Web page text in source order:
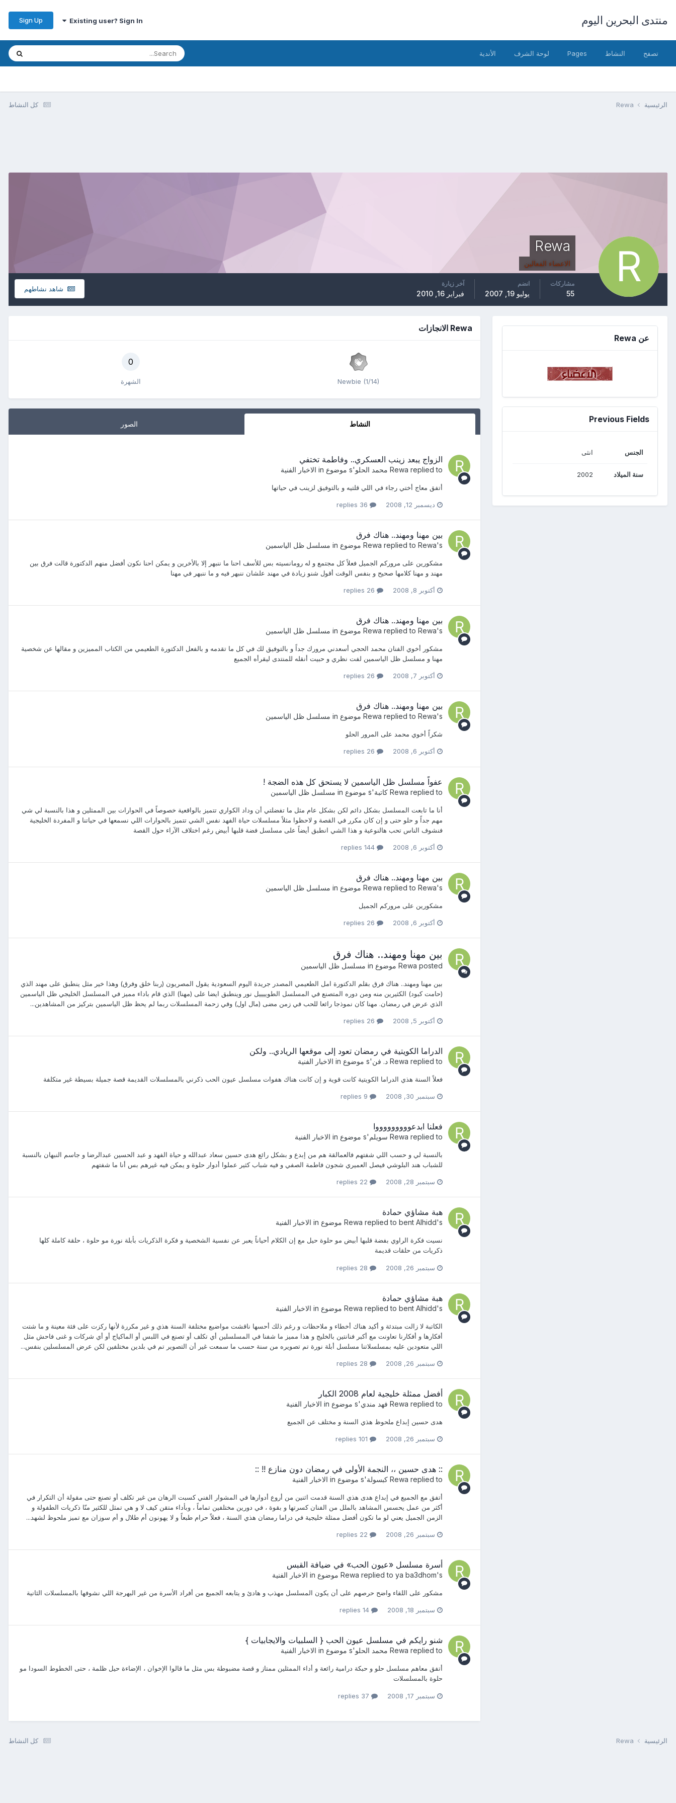
منتدى البحرين اليوم Existing user? Sign In
Sign Up
تصفح النشاط Pages لوحة الشرف الأندية
كل النشاط الرئيسية Rewa
Rewa
الاعضاء الفعالين
شاهد نشاطهم
مشاركات
55
انضم
يوليو 19, 2007
آخر زيارة
فبراير 16, 2010
عن Rewa
Previous Fields
الجنس انثى
سنة الميلاد 2002
Rewa الانجازات
Newbie (1/14)
0
الشهرة
النشاط الصور
الزواج يبعد زينب العسكري.. وفاطمة تختفي
Rewa replied to محمد الحلو's موضوع in الاخبار الفنية
أتفق معاج أختي رجاء في اللي قلتيه و بالتوفيق لزينب في حياتها
ديسمبر 12, 2008
بين مهنا ومهند.. هناك فرق
Rewa replied to Rewa's موضوع in مسلسل ظل الياسمين
مشكورين على مروركم الجميل فعلاً كل مجتمع و له رومانسيته بس للأسف احنا ما ننبهر إلا بالأخرين و يمكن احنا نكون أفضل منهم الدكتورة قالت فرق بين
مهند و مهنا كلامها صحيح و بنفس الوقت أقول شنو زيادة في مهند علشان ننبهر فيه و ما ننبهر في مهنا
أكتوبر 8, 2008
بين مهنا ومهند.. هناك فرق
Rewa replied to Rewa's موضوع in مسلسل ظل الياسمين
مشكور أخوي الفنان محمد الحجي أسعدني مرورك جداً و بالتوفيق لك في كل ما تقدمه و بالفعل الدكتورة الطعيمي من الكتاب المميزين و مقالها عن شخصية
مهنا و مسلسل ظل الياسمين لفت نظري و حبيت أنقله للمنتدى ليقرأه الجميع
أكتوبر 7, 2008
بين مهنا ومهند.. هناك فرق
Rewa replied to Rewa's موضوع in مسلسل ظل الياسمين
شكراً أخوي محمد على المرور الحلو
أكتوبر 6, 2008
عفواً مسلسل ظل الياسمين لا يستحق كل هذه الضجة !
Rewa replied to كاتبة's موضوع in مسلسل ظل الياسمين
أنا ما تابعت المسلسل بشكل دائم لكن بشكل عام مثل ما تفضلتي أن وداد الكواري تتميز بالواقعية خصوصاً في الحوارات بين الممثلين و هذا بالنسبة لي شي
مهم جداً و حلو حتى و إن كان مكرر في القصة و لاحظوا مثلاً مسلسلات حياة الفهد نفس الشي تتميز بالحوارات اللي نسمعها في حياتنا و المفردة الخليجية
فنشوف الناس تحب هالنوعية و هذا الشي انطبق أيضاً على مسلسل فضة قلبها أبيض رغم اختلاف الآراء حول القصة
أكتوبر 6, 2008
بين مهنا ومهند.. هناك فرق
Rewa replied to Rewa's موضوع in مسلسل ظل الياسمين
مشكورين على مروركم الجميل
أكتوبر 6, 2008
بين مهنا ومهند.. هناك فرق
Rewa posted موضوع in مسلسل ظل الياسمين
بين مهنا ومهند.. هناك فرق بقلم الدكتورة امل الطعيمي المصدر جريدة اليوم السعودية يقول المصريون (ربنا خلق وفرق) وهذا خير مثل ينطبق على مهند الذي
(حامت كبود) الكثيرين منه ومن دوره المتصنع في المسلسل الطوييييل نور وينطبق ايضا على (مهنا) الذي قام باداء مميز في المسلسل الخليجي ظل الياسمين
الذي عرض في رمضان. مهنا كان نموذجا رائعا للحب في زمن مضى (مال اول) وفي زحمة المسلسلات ربما لم يحظ ظل الياسمين بتركيز من المشاهدين...
أكتوبر 5, 2008
الدراما الكويتية في رمضان تعود إلى موقعها الريادي.. ولكن
Rewa replied to د. فن's موضوع in الاخبار الفنية
فعلاً السنة هذي الدراما الكويتية كانت قوية و إن كانت هناك هفوات مسلسل عيون الحب ذكرني بالمسلسلات القديمة قصة جميلة بسيطة غير متكلفة
سبتمبر 30, 2008
فعلنا ابدعوووووووووا
Rewa replied to سويلم 's موضوع in الاخبار الفنية
بالنسبة لي و حسب اللي شفتهم فالعمالقة هم من إبدع و بشكل رائع هدى حسين سعاد عبدالله و حياة الفهد و عبد الحسين عبدالرضا و جاسم النبهان بالنسبة
للشباب هند البلوشي فيصل العميري شجون فاطمة الصفي و فيه شباب كثير عملوا أدوار حلوة و يمكن فيه غيرهم بس أنا ما شفتهم
سبتمبر 28, 2008
هبة مشاؤي حمادة
Rewa replied to bent Alhidd's موضوع in الاخبار الفنية
نسيت فكرة الراوي بفضة قلبها أبيض مو حلوة حيل مع إن الكلام أحياناً يعبر عن نفسية الشخصية و فكرة الذكريات بأبلة نورة مو حلوة ، حلقة كاملة كلها
ذكريات من حلقات قديمة
سبتمبر 26, 2008
هبة مشاؤي حمادة
Rewa replied to bent Alhidd's موضوع in الاخبار الفنية
الكاتبة لا زالت مبتدئة و أكيد هناك أخطاء و ملاحظات و رغم ذلك أحسها ناقشت مواضيع مختلفة السنة هذي و غير مكررة لأنها ركزت على فئة معينة و ما شتت
أفكارها و أفكارنا تعاونت مع أكبر فنانتين بالخليج و هذا مميز ما شفنا في المسلسلين أي تكلف أو تصنع في اللبس أو الماكياج أو أي شركات و غنى فاحش مثل
اللي متعودين عليه بمسلسلاتنا مسلسل أبلة نورة تم تصويره من سنة حسب ما سمعت غير أن التصوير تم في بلدين مختلفين لكن عرض المسلسلين بنفس...
سبتمبر 26, 2008
أفضل ممثلة خليجية لعام 2008 الكبار
Rewa replied to فهد مندي's موضوع in الاخبار الفنية
هدى حسين إبداع ملحوظ هذي السنة و مختلف عن الجميع
سبتمبر 26, 2008
:: هدى حسين ،، النجمة الأولى في رمضان دون منازع !! ::
Rewa replied to كبسولة's موضوع in الاخبار الفنية
أتفق مع الجميع في إبداع هدى هذي السنة قدمت اثنين من أروع أدوارها في المشوار الفني كسبت الرهان من غير تكلف أو تصنع حتى مقولة أن التكرار في
أكثر من عمل يحسس المشاهد بالملل من الفنان كسرتها و بقوة ، في دورين مختلفين تماماً ، وبأداء متقن كيف لا و هي تمثل للكثير منّا ذكريات الطفولة و
الزمن الجميل يعني لو ما تكون أفضل ممثلة خليجية في دراما رمضان هذي السنة ، فعلاً حرام طبعاً و لا يهونون أم طلال و أم سوزان مع تميز ملحوظ لشهد...
سبتمبر 26, 2008
أسرة مسلسل «عيون الحب» في ضيافة القبس
Rewa replied to ya ba3dhom's موضوع in الاخبار الفنية
مشكور على اللقاء واضح حرصهم على أن يكون المسلسل مهذب و هادئ و يتابعه الجميع من أفراد الأسرة من غير البهرجة اللي نشوفها بالمسلسلات الثانية
سبتمبر 18, 2008
شنو رايكم في مسلسل عيون الحب { السلبيات والايجابيات }
Rewa replied to محمد الحلو's موضوع in الاخبار الفنية
أتفق معاهم مسلسل حلو و حبكة درامية رائعة و أداء الممثلين ممتاز و قصة مضبوطة بس مثل ما قالوا الإخوان ، الإضاءة حيل ظلمة ، حتى الخطوط السودا مو
حلوة بالمسلسلات
سبتمبر 17, 2008
كل النشاط الرئيسية Rewa